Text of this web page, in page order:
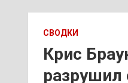
СВОДКИ
Крис
разрушил